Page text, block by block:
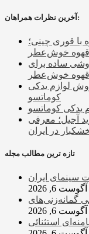
آخرین نظرات همراهان:
با قوری چینی؛
قهوه خوش‌عطر
ساده برای
قهوه خوش‌عطر
لوازم یدکی
کوماتسو
یدکی کوماتسو
آجیل؛ معرفی
تازه ترین مطالب مجله
سینمای ایران
آگوست 6, 2026
گمانه‌زنی‌های
آگوست 6, 2026
استثنائی